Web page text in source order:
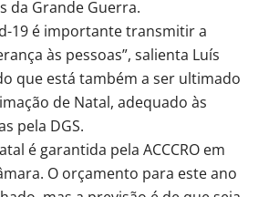
da Grande Guerra.
19 é importante transmitir a
às pessoas”, salienta Luís
que está também a ser ultimado
de Natal, adequado às
pela DGS.
é garantida pela ACCCRO em
O orçamento para este ano